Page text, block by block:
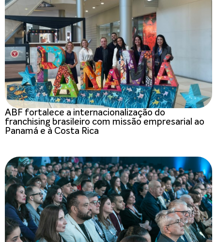
ABF fortalece a internacionalização do
franchising brasileiro com missão empresarial ao
Panamá e à Costa Rica